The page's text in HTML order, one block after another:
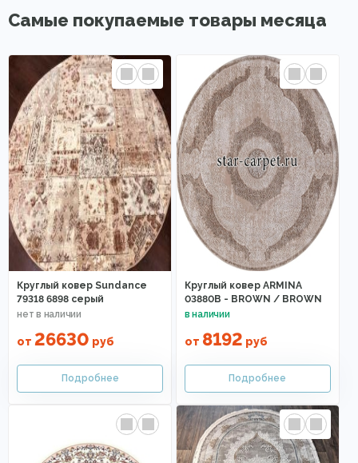
Самые покупаемые товары месяца
Круглый ковер Sundance
79318 6898 серый
от 26630 руб
Круглый ковер ARMINA
03880B - BROWN / BROWN
от 8192 руб